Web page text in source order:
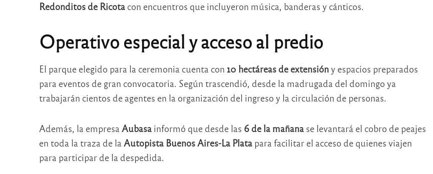
Redonditos de Ricotacon encuentros que incluyeron música, banderas y cánticos.
Operativo especial y acceso al predio
El parque elegido para la ceremonia cuenta con 10 hectáreas de extensióny espacios preparados
para eventos de gran convocatoria. Según trascendió, desde la madrugada del domingo ya
trabajarán cientos de agentes en la organización del ingreso y la circulación de personas.
Además, la empresa Aubasainformó que desde las 6 de la mañanase levantará el cobro de peajes
en toda la traza de la Autopista Buenos Aires-La Platapara facilitar el acceso de quienes viajen
para participar de la despedida.